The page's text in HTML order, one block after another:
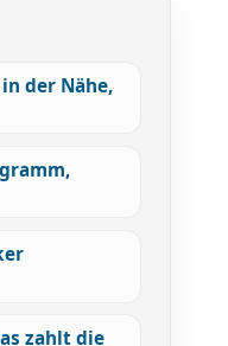
der Nähe,
zahlt die